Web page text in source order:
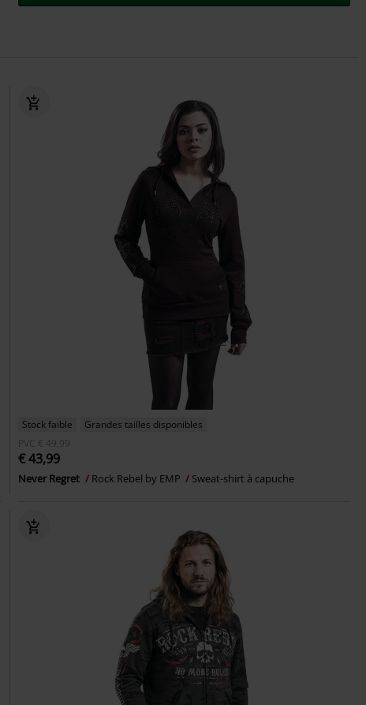
Stock faible
Grandes tailles disponibles
PVC € 49,99
€ 43,99
Never Regret Rock Rebel by EMP Sweat-shirt à capuche